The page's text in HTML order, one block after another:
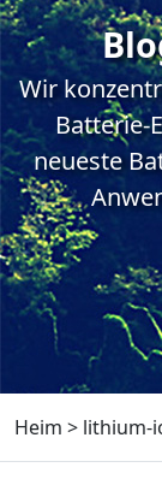
Wir
Batterie-
neueste
Heim > lithium-